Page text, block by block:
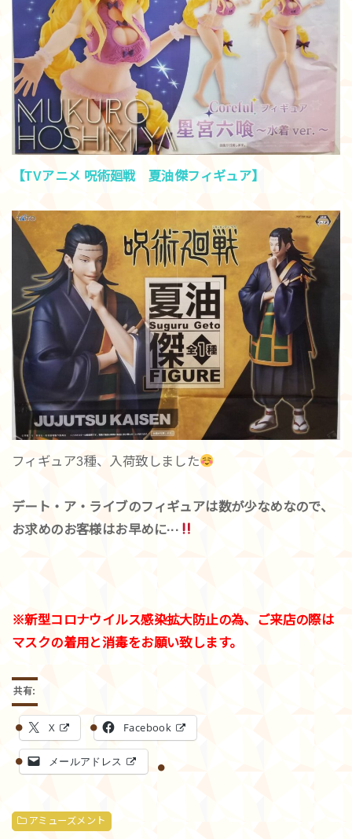
【TVアニメ 呪術廻戦 夏油傑フィギュア】
フィギュア3種、入荷致しました
デート・ア・ライブのフィギュアは数が少なめなので、
お求めのお客様はお早めに···
※新型コロナウイルス感染拡大防止の為、ご来店の際は
マスクの着用と消毒をお願い致します。
共有:
X Facebook
メールアドレス
アミューズメント